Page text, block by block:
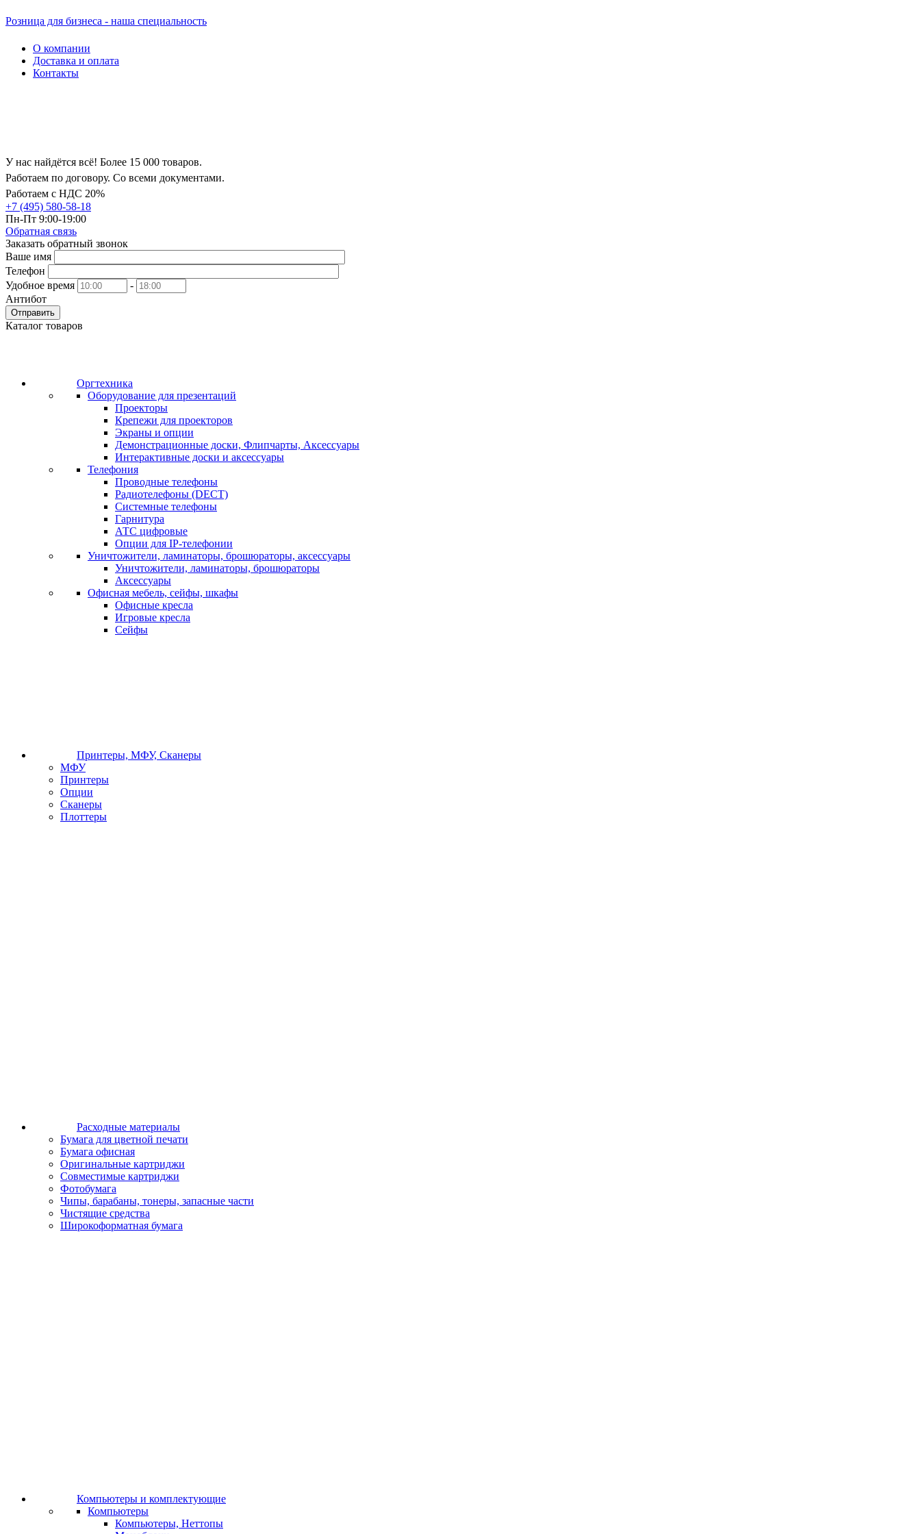
Розница для бизнеса - наша специальность
О компании
Доставка и оплата
Контакты
У нас найдётся всё! Более 15 000 товаров.
Работаем по договору. Со всеми документами.
Работаем с НДС 20%
+7 (495) 580-58-18
Пн-Пт 9:00-19:00
Обратная связь
Заказать обратный звонок
Ваше имя
Телефон
Удобное время
-
Антибот
Отправить
Каталог товаров
Оргтехника
Оборудование для презентаций
Проекторы
Крепежи для проекторов
Экраны и опции
Демонстрационные доски, Флипчарты, Аксессуары
Интерактивные доски и аксессуары
Телефония
Проводные телефоны
Радиотелефоны (DECT)
Системные телефоны
Гарнитура
АТС цифровые
Опции для IP-телефонии
Уничтожители, ламинаторы, брошюраторы, аксессуары
Уничтожители, ламинаторы, брошюраторы
Аксессуары
Офисная мебель, сейфы, шкафы
Офисные кресла
Игровые кресла
Сейфы
Принтеры, МФУ, Сканеры
МФУ
Принтеры
Опции
Сканеры
Плоттеры
Расходные материалы
Бумага для цветной печати
Бумага офисная
Оригинальные картриджи
Совместимые картриджи
Фотобумага
Чипы, барабаны, тонеры, запасные части
Чистящие средства
Широкоформатная бумага
Компьютеры и комплектующие
Компьютеры
Компьютеры, Неттопы